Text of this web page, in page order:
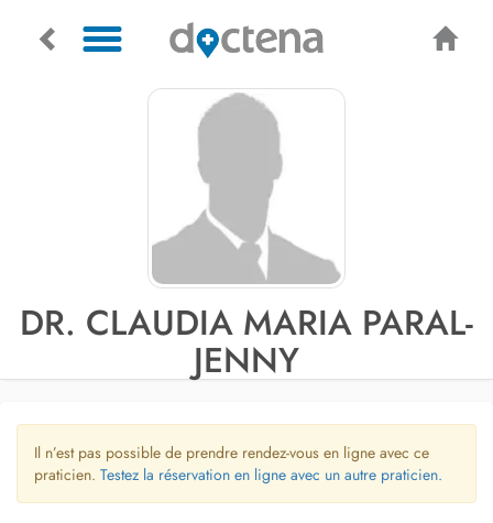
DR. CLAUDIA MARIA PARAL-
JENNY
Il n’est pas possible de prendre rendez-vous en ligne avec ce
praticien. Testez la réservation en ligne avec un autre praticien.